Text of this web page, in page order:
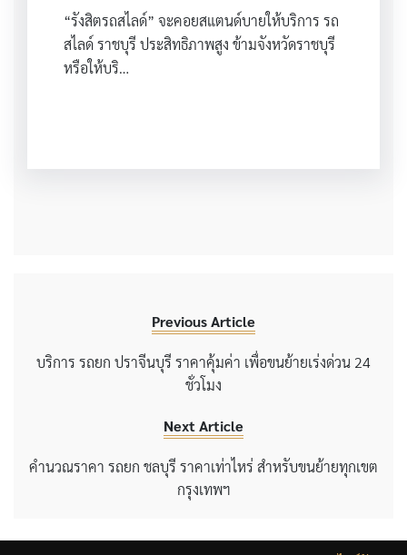
“รังสิตรถสไลด์” จะคอยสแตนด์บายให้บริการ รถ
สไลด์ ราชบุรี ประสิทธิภาพสูง ข้ามจังหวัดราชบุรี
หรือให้บริ…
Previous Article
บริการ รถยก ปราจีนบุรี ราคาคุ้มค่า เพื่อขนย้ายเร่งด่วน 24
ชั่วโมง
Next Article
คำนวณราคา รถยก ชลบุรี ราคาเท่าไหร่ สำหรับขนย้ายทุกเขต
กรุงเทพฯ